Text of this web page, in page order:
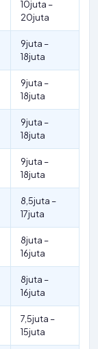
10juta –
20juta
9juta –
18juta
9juta –
18juta
9juta –
18juta
9juta –
18juta
8,5juta –
17juta
8juta –
16juta
8juta –
16juta
7,5juta –
15juta